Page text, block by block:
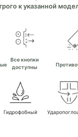
к указанной
Все кнопки
доступны
Гидрофобный